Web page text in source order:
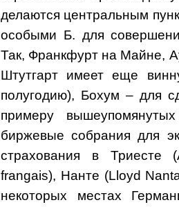
делаются центральным
особыми Б. для
Так, Франкфурт на Майне,
Штутгарт имеет еще
полугодию), Бохум – для
примеру
биржевые собрания для
страхования в Триесте
frangais), Нанте (Lloyd
некоторых местах